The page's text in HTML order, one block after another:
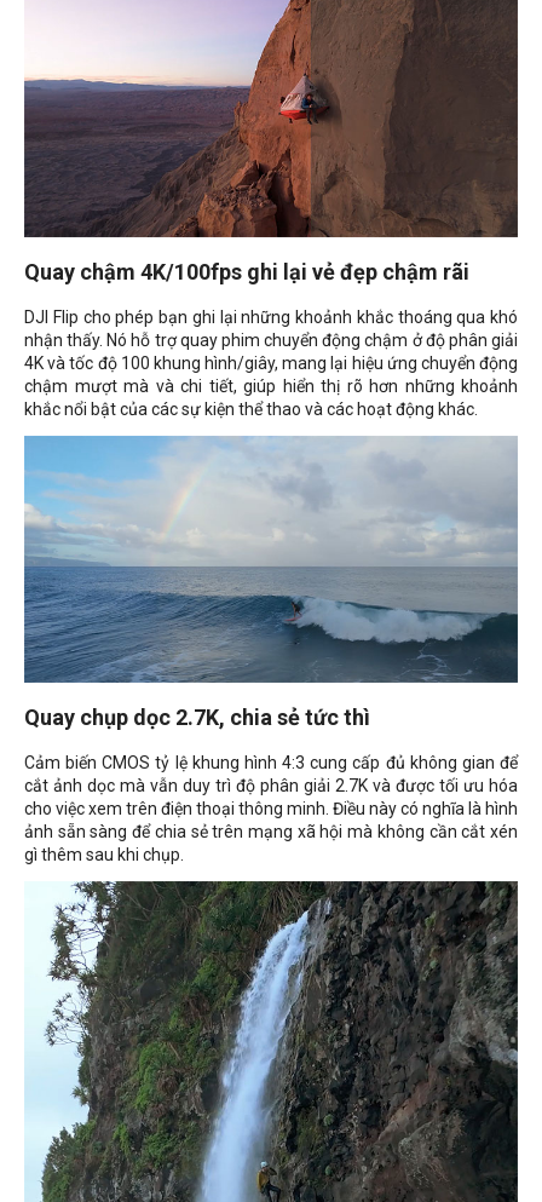
Quay chậm 4K/100fps ghi lại vẻ đẹp chậm rãi
DJI Flip cho phép bạn ghi lại những khoảnh khắc thoáng qua khó
nhận thấy. Nó hỗ trợ quay phim chuyển động chậm ở độ phân giải
4K và tốc độ 100 khung hình/giây, mang lại hiệu ứng chuyển động
chậm mượt mà và chi tiết, giúp hiển thị rõ hơn những khoảnh
khắc nổi bật của các sự kiện thể thao và các hoạt động khác.
Quay chụp dọc 2.7K, chia sẻ tức thì
Cảm biến CMOS tỷ lệ khung hình 4:3 cung cấp đủ không gian để
cắt ảnh dọc mà vẫn duy trì độ phân giải 2.7K và được tối ưu hóa
cho việc xem trên điện thoại thông minh. Điều này có nghĩa là hình
ảnh sẵn sàng để chia sẻ trên mạng xã hội mà không cần cắt xén
gì thêm sau khi chụp.